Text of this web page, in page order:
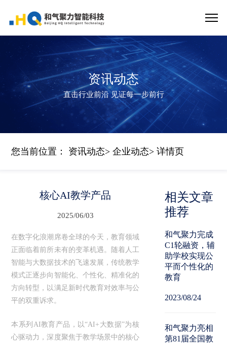
资讯动态
直击行业前沿 见证每一步前行
您当前位置： 资讯动态>企业动态> 详情页
核心AI教学产品
2025/06/03
在数字化浪潮席卷全球的今天，教育领域
正面临着前所未有的变革机遇。随着人工
智能与大数据技术的飞速发展，传统教学
模式正逐步向智能化、个性化、精准化的
方向转型，以满足新时代教育对效率与公
平的双重诉求。
本系列AI教育产品，以“AI+大数据”为核
心驱动力，深度聚焦于教学场景中的核心
相关文章
推荐
和气聚力完成
C1轮融资，辅
助学校实现公
平而个性化的
教育
2023/08/24
和气聚力亮相
第81届全国教